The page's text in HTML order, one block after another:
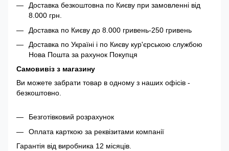
Доставка безкоштовна по Києву при замовленні від
8.000 грн.
Доставка по Києву до 8.000 гривень-250 гривень
Доставка по Україні і по Києву кур'єрською службою
Нова Пошта за рахунок Покупця
Самовивіз з магазину
Ви можете забрати товар в одному з наших офісів -
безкоштовно.
Безготівковий розрахунок
Оплата карткою за реквізитами компанії
Гарантія від виробника 12 місяців.